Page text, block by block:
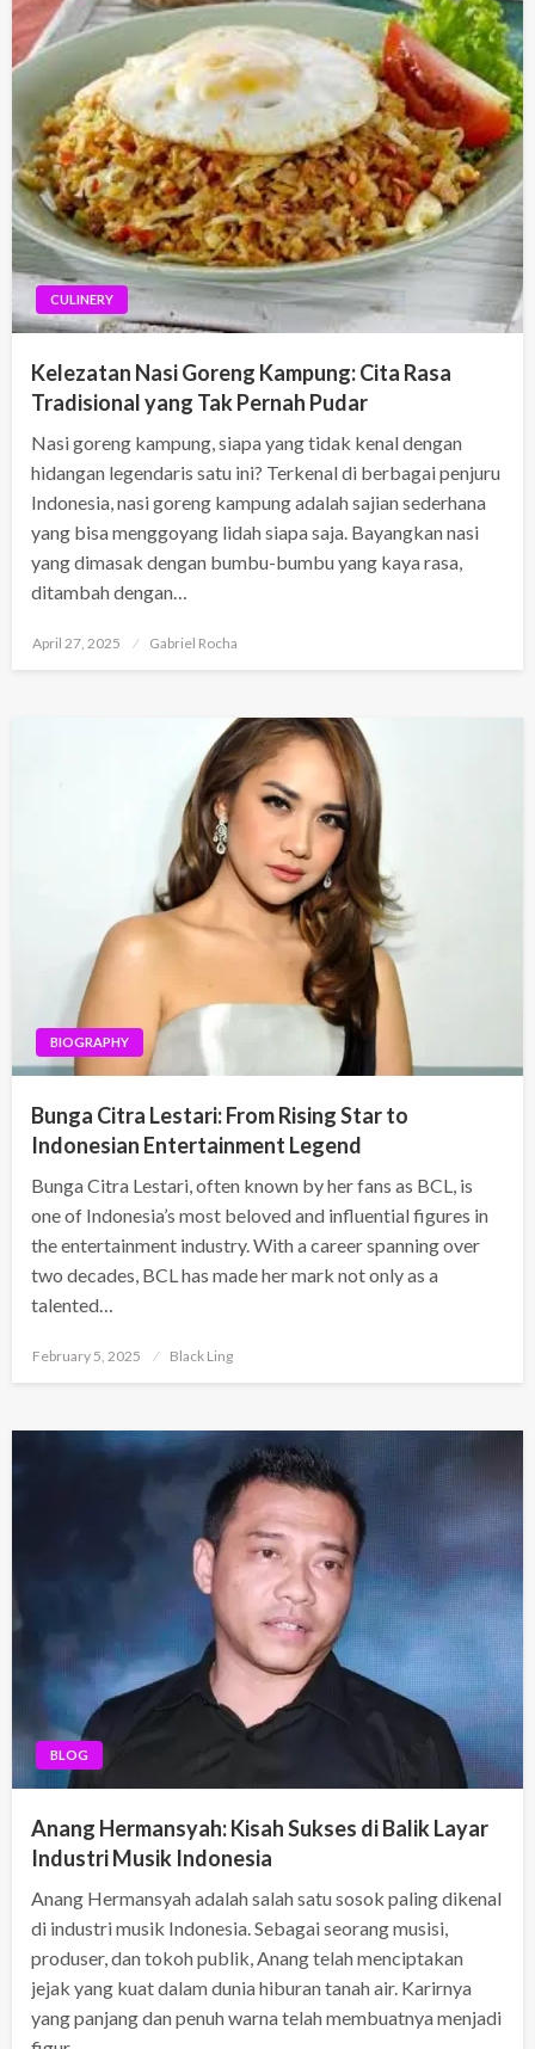
CULINERY
Kelezatan Nasi Goreng Kampung: Cita Rasa
Tradisional yang Tak Pernah Pudar
Nasi goreng kampung, siapa yang tidak kenal dengan
hidangan legendaris satu ini? Terkenal di berbagai penjuru
Indonesia, nasi goreng kampung adalah sajian sederhana
yang bisa menggoyang lidah siapa saja. Bayangkan nasi
yang dimasak dengan bumbu-bumbu yang kaya rasa,
ditambah dengan…
Posted
April 27, 2025 Gabriel Rocha
BIOGRAPHY
Bunga Citra Lestari: From Rising Star to
Indonesian Entertainment Legend
Bunga Citra Lestari, often known by her fans as BCL, is
one of Indonesia’s most beloved and influential figures in
the entertainment industry. With a career spanning over
two decades, BCL has made her mark not only as a
talented…
Posted
February 5, 2025 Black Ling
BLOG
Anang Hermansyah: Kisah Sukses di Balik Layar
Industri Musik Indonesia
Anang Hermansyah adalah salah satu sosok paling dikenal
di industri musik Indonesia. Sebagai seorang musisi,
produser, dan tokoh publik, Anang telah menciptakan
jejak yang kuat dalam dunia hiburan tanah air. Karirnya
yang panjang dan penuh warna telah membuatnya menjadi